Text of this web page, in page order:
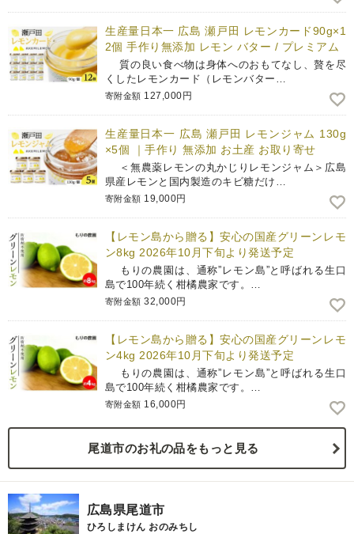
生産量日本一 広島 瀬戸田 レモンカード90g×1
2個 手作り無添加 レモン バター / プレミアム
質の良い食べ物は身体へのおもてなし、贅を尽
くしたレモンカード（レモンバター…
寄附金額 127,000円
生産量日本一 広島 瀬戸田 レモンジャム 130g
×5個 ｜手作り 無添加 お土産 お取り寄せ
＜無農薬レモンの丸かじりレモンジャム＞広島
県産レモンと国内製造のキビ糖だけ…
寄附金額 19,000円
【レモン島から贈る】安心の国産グリーンレモ
ン8kg 2026年10月下旬より発送予定
もりの農園は、通称”レモン島”と呼ばれる生口
島で100年続く柑橘農家です。…
寄附金額 32,000円
【レモン島から贈る】安心の国産グリーンレモ
ン4kg 2026年10月下旬より発送予定
もりの農園は、通称”レモン島”と呼ばれる生口
島で100年続く柑橘農家です。…
寄附金額 16,000円
尾道市のお礼の品をもっと見る
広島県尾道市
ひろしまけん おのみちし